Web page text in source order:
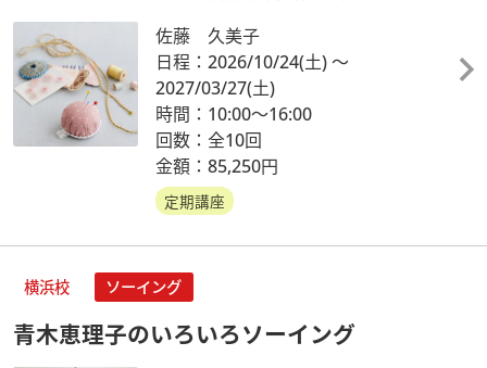
佐藤 久美子
日程：2026/10/24(土)～
2027/03/27(土)
時間：10:00～16:00
回数：全10回
金額：85,250円
定期講座
横浜校 ソーイング
青木恵理子のいろいろソーイング